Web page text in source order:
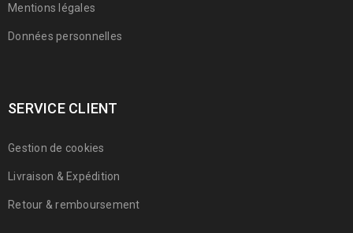
Mentions légales
Données personnelles
SERVICE CLIENT
Gestion de cookies
Livraison & Expédition
Retour & remboursement